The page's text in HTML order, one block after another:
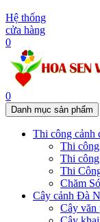
Hệ thống
cửa hàng
0
0
Danh mục sản phẩm
Thi công cảnh
Thi
Thi
Thi
Chăm
Cây cảnh Đà
Cây văn